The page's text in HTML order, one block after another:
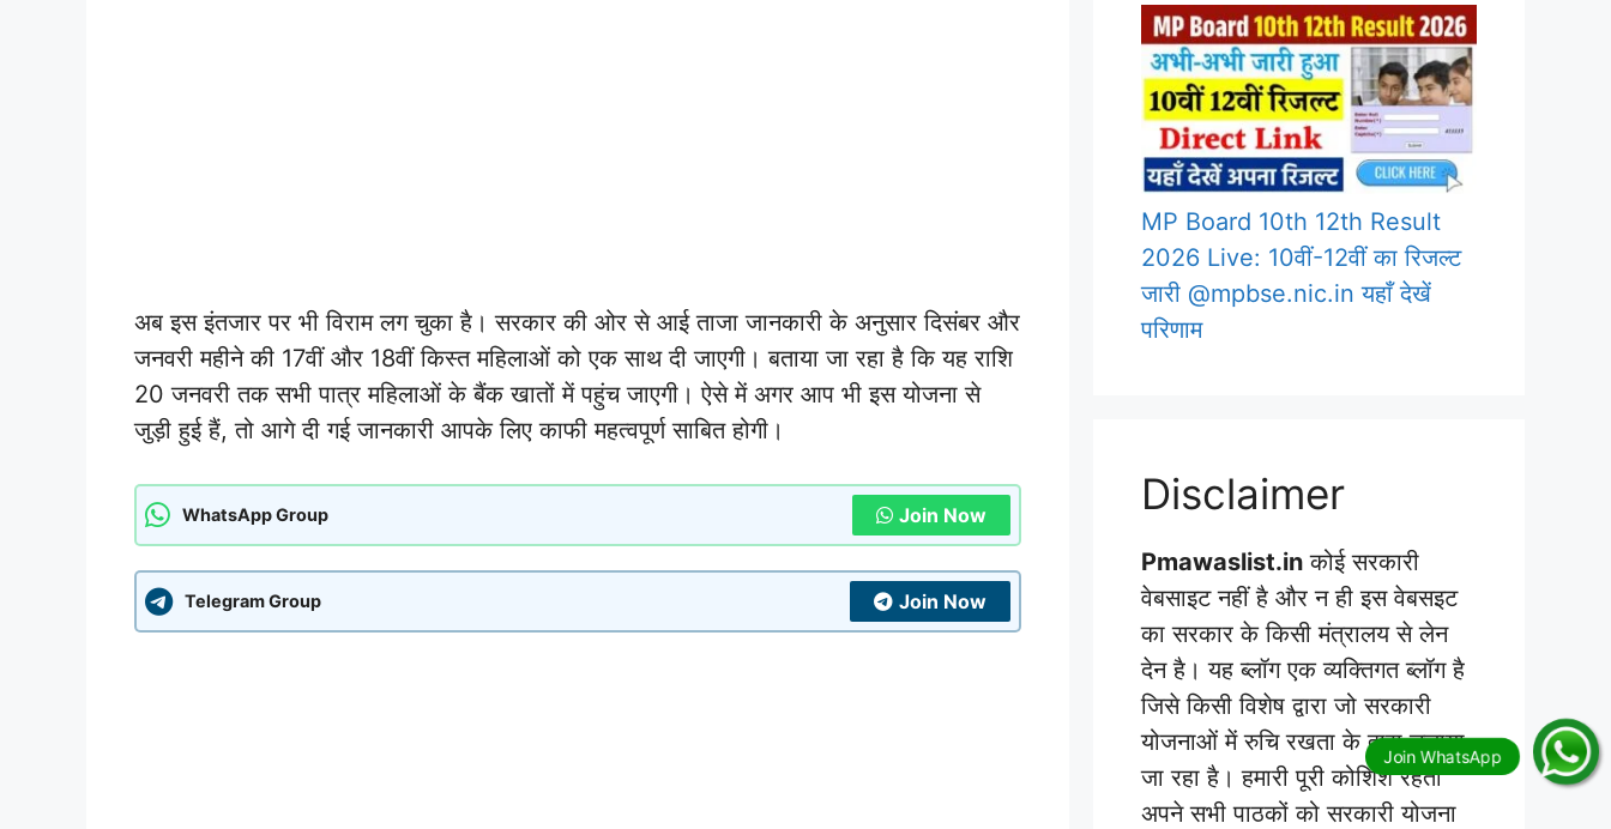
अब इस इंतजार पर भी विराम लग चुका है। सरकार की ओर से आई ताजा जानकारी के अनुसार दिसंबर और
जनवरी महीने की 17वीं और 18वीं किस्त महिलाओं को एक साथ दी जाएगी। बताया जा रहा है कि यह राशि
20 जनवरी तक सभी पात्र महिलाओं के बैंक खातों में पहुंच जाएगी। ऐसे में अगर आप भी इस योजना से
जुड़ी हुई हैं, तो आगे दी गई जानकारी आपके लिए काफी महत्वपूर्ण साबित होगी।
WhatsApp Group Join Now
Telegram Group Join Now
MP Board 10th 12th Result
2026 Live: 10वीं-12वीं का रिजल्ट
जारी @mpbse.nic.in यहाँ देखें
परिणाम
Disclaimer
Pmawaslist.in कोई सरकारी
वेबसाइट नहीं है और न ही इस वेबसइट
का सरकार के किसी मंत्रालय से लेन
देन है। यह ब्लॉग एक व्यक्तिगत ब्लॉग है
जिसे किसी विशेष द्वारा जो सरकारी
योजनाओं में रुचि रखता के द्वारा चलाया
जा रहा है। हमारी पूरी कोशिश रहती
अपने सभी पाठकों को सरकारी योजना